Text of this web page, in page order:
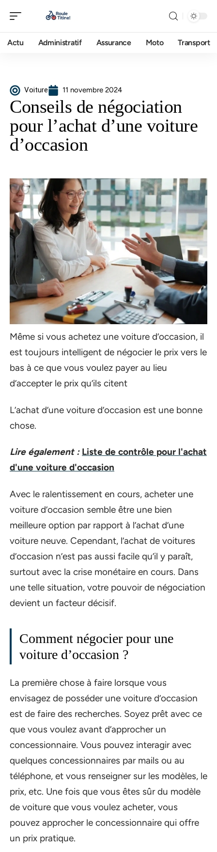
Actu Administratif Assurance Moto Transport
Voiture 11 novembre 2024
Conseils de négociation
pour l’achat d’une voiture
d’occasion
Même si vous achetez une voiture d’occasion, il
est toujours intelligent de négocier le prix vers le
bas à ce que vous voulez payer au lieu
d’accepter le prix qu’ils citent
L’achat d’une voiture d’occasion est une bonne
chose.
Lire également : Liste de contrôle pour l'achat
d'une voiture d'occasion
Avec le ralentissement en cours, acheter une
voiture d’occasion semble être une bien
meilleure option par rapport à l’achat d’une
voiture neuve. Cependant, l’achat de voitures
d’occasion n’est pas aussi facile qu’il y paraît,
surtout avec la crise monétaire en cours. Dans
une telle situation, votre pouvoir de négociation
devient un facteur décisif.
Comment négocier pour une
voiture d’occasion ?
La première chose à faire lorsque vous
envisagez de posséder une voiture d’occasion
est de faire des recherches. Soyez prêt avec ce
que vous voulez avant d’approcher un
concessionnaire. Vous pouvez interagir avec
quelques concessionnaires par mails ou au
téléphone, et vous renseigner sur les modèles, le
prix, etc. Une fois que vous êtes sûr du modèle
de voiture que vous voulez acheter, vous
pouvez approcher le concessionnaire qui offre
un prix pratique.